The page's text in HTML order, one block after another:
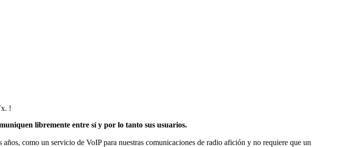
!
libremente entre sí y por lo tanto sus usuarios.
como un servicio de VoIP para nuestras comunicaciones de radio afición y no requiere que un